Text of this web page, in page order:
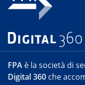
FPA è la società di
Digital 360 che